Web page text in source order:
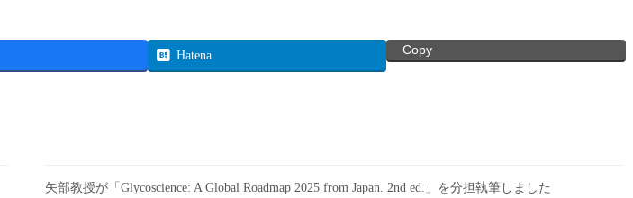
Hatena Copy
矢部教授が「Glycoscience: A Global Roadmap 2025 from Japan. 2nd ed.」を分担執筆しました